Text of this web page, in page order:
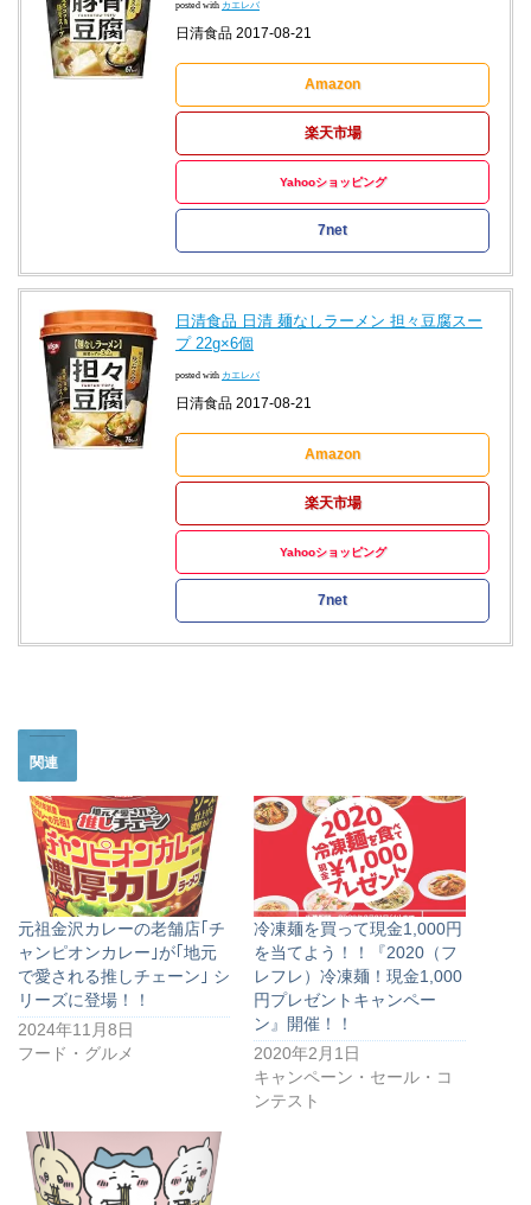
posted with カエレバ
日清食品 2017-08-21
Amazon
楽天市場
Yahooショッピング
7net
日清食品 日清 麺なしラーメン 担々豆腐スー
プ 22g×6個
posted with カエレバ
日清食品 2017-08-21
Amazon
楽天市場
Yahooショッピング
7net
関連
元祖金沢カレーの老舗店｢チ
ャンピオンカレー｣が｢地元
で愛される推しチェーン｣ シ
リーズに登場！！
2024年11月8日
フード・グルメ
冷凍麺を買って現金1,000円
を当てよう！！『2020（フ
レフレ）冷凍麺！現金1,000
円プレゼントキャンペー
ン』開催！！
2020年2月1日
キャンペーン・セール・コ
ンテスト